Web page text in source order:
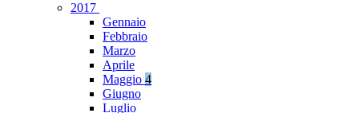
2017
Gennaio
Febbraio
Marzo
Aprile
Maggio 4
Giugno
Luglio